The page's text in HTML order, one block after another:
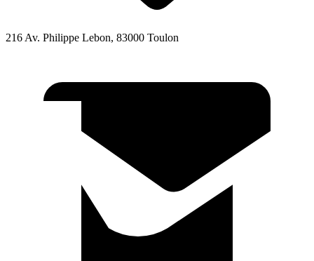
216 Av. Philippe Lebon, 83000 Toulon